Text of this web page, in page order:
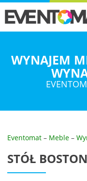
WYNAJEM
Eventomat – Meble –
STÓŁ